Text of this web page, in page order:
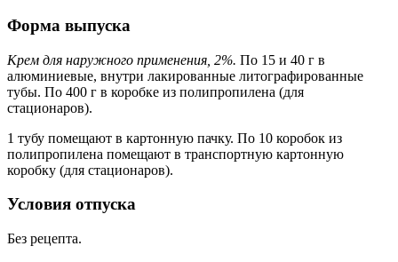
Форма выпуска
Крем для наружного применения, 2%. По 15 и 40 г в
алюминиевые, внутри лакированные литографированные
тубы. По 400 г в коробке из полипропилена (для
стационаров).
1 тубу помещают в картонную пачку. По 10 коробок из
полипропилена помещают в транспортную картонную
коробку (для стационаров).
Условия отпуска
Без рецепта.